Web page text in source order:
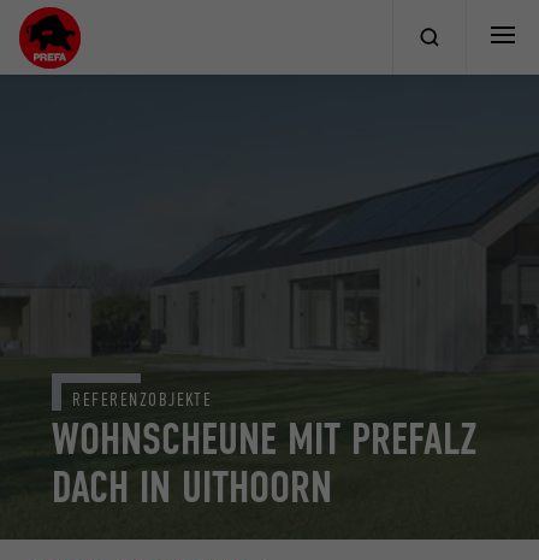
WOHNSCHEUNE MIT PREFALZ
DACH IN UITHOORN
REFERENZOBJEKTE